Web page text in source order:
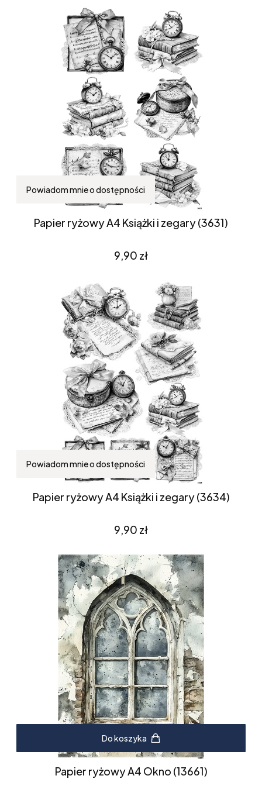
Powiadom mnie o dostępności
Papier ryżowy A4 Książki i zegary (3631)
Cena
9,90 zł
Powiadom mnie o dostępności
Papier ryżowy A4 Książki i zegary (3634)
Cena
9,90 zł
Do koszyka
Papier ryżowy A4 Okno (13661)